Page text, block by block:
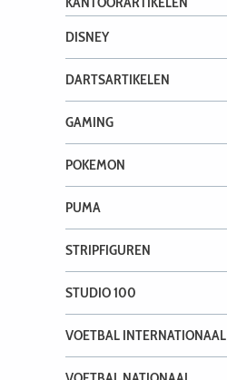
DISNEY
DARTSARTIKELEN
GAMING
POKEMON
PUMA
STRIPFIGUREN
STUDIO 100
VOETBAL INTERNATIONAAL